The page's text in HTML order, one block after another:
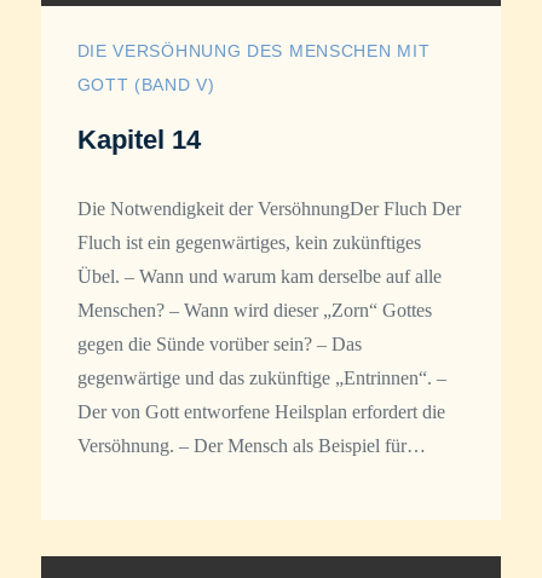
DIE VERSÖHNUNG DES MENSCHEN MIT
GOTT (BAND V)
Kapitel 14
Die Notwendigkeit der VersöhnungDer Fluch Der
Fluch ist ein gegenwärtiges, kein zukünftiges
Übel. – Wann und warum kam derselbe auf alle
Menschen? – Wann wird dieser „Zorn“ Gottes
gegen die Sünde vorüber sein? – Das
gegenwärtige und das zukünftige „Entrinnen“. –
Der von Gott entworfene Heilsplan erfordert die
Versöhnung. – Der Mensch als Beispiel für…